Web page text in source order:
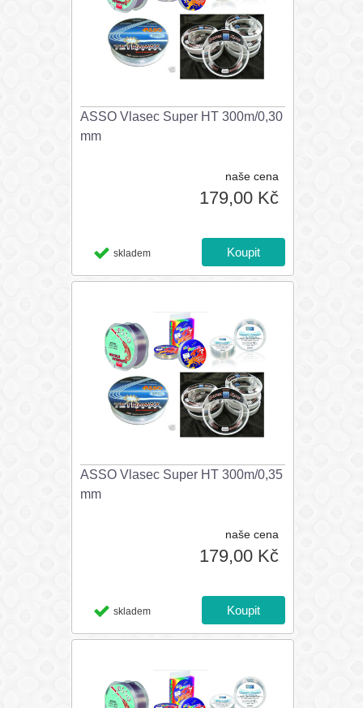
ASSO Vlasec Super HT 300m/0,30
mm
naše cena
179,00 Kč
skladem
ASSO Vlasec Super HT 300m/0,35
mm
naše cena
179,00 Kč
skladem